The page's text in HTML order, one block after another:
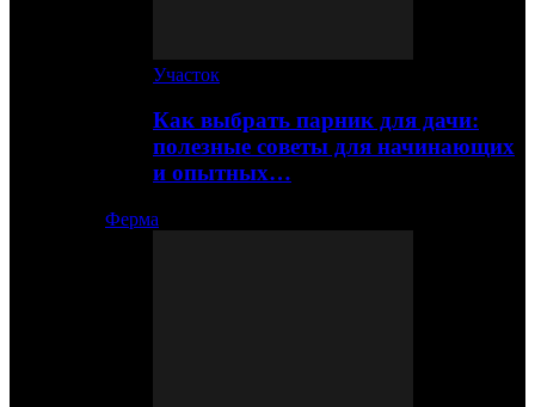
Участок
Как выбрать парник для дачи:
полезные советы для начинающих
и опытных…
Ферма